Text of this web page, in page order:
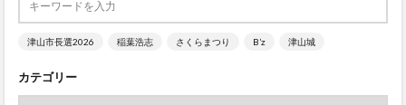
津山市長選2026 稲葉浩志 さくらまつり B’z 津山城
カテゴリー